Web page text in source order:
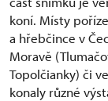
koní. Místy
a hřebčince v
Moravě
Topolčianky) či
konaly různé